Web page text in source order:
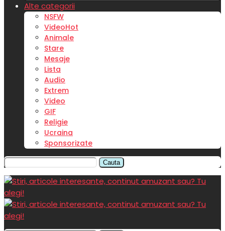
Alte categorii
NSFW
VideoHot
Animale
Stare
Mesaje
Lista
Audio
Extrem
Video
GIF
Religie
Ucraina
Sponsorizate
Cauta